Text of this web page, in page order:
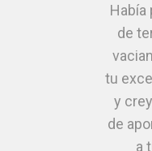
Había
de
tu
y
de
a